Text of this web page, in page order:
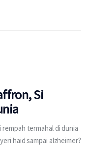
Si
termahal di dunia
haid sampai alzheimer?